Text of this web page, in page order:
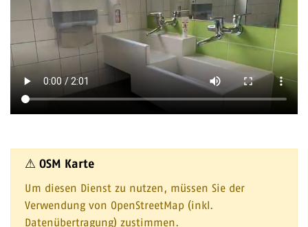
⚠ OSM Karte
Um diesen Dienst zu nutzen, müssen Sie der
Verwendung von OpenStreetMap (inkl.
Datenübertragung) zustimmen.